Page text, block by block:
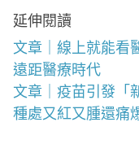
延伸閱讀
文章｜線上就能看
遠距醫療時代
文章｜疫苗引發「
種處又紅又腫還痛